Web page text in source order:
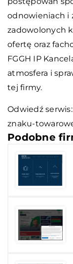
odnowieniach i
zadowolonych
ofertę oraz
FGGH IP
atmosfera i
tej firmy.
Odwiedź serwis:
znaku-
Podobne